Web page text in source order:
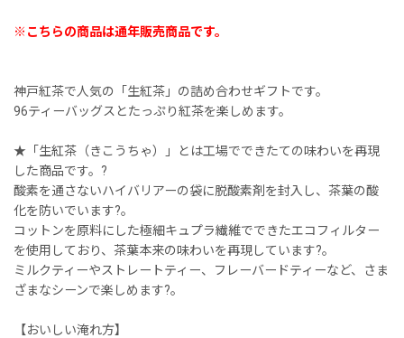
※こちらの商品は通年販売商品です。
神戸紅茶で人気の「生紅茶」の詰め合わせギフトです。
96ティーバッグスとたっぷり紅茶を楽しめます。
★「生紅茶（きこうちゃ）」とは工場でできたての味わいを再現
した商品です。?
酸素を通さないハイバリアーの袋に脱酸素剤を封入し、茶葉の酸
化を防いでいます?。
コットンを原料にした極細キュプラ繊維でできたエコフィルター
を使用しており、茶葉本来の味わいを再現しています?。
ミルクティーやストレートティー、フレーバードティーなど、さま
ざまなシーンで楽しめます?。
【おいしい淹れ方】